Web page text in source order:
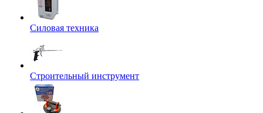
Силовая техника
Строительный инструмент